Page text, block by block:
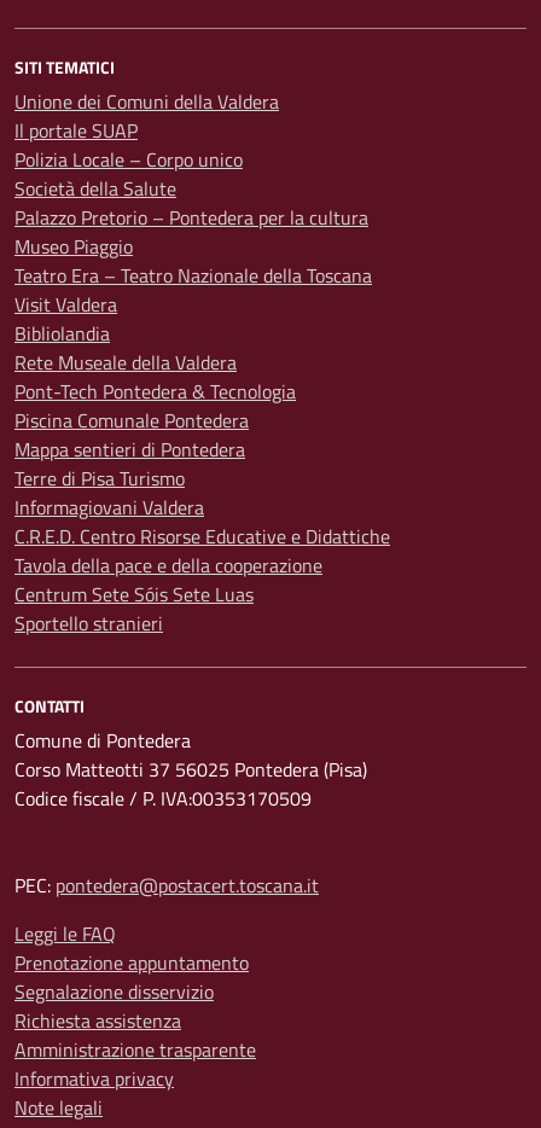
SITI TEMATICI
Unione dei Comuni della Valdera
Il portale SUAP
Polizia Locale – Corpo unico
Società della Salute
Palazzo Pretorio – Pontedera per la cultura
Museo Piaggio
Teatro Era – Teatro Nazionale della Toscana
Visit Valdera
Bibliolandia
Rete Museale della Valdera
Pont-Tech Pontedera & Tecnologia
Piscina Comunale Pontedera
Mappa sentieri di Pontedera
Terre di Pisa Turismo
Informagiovani Valdera
C.R.E.D. Centro Risorse Educative e Didattiche
Tavola della pace e della cooperazione
Centrum Sete Sóis Sete Luas
Sportello stranieri
CONTATTI
Comune di Pontedera
Corso Matteotti 37 56025 Pontedera (Pisa)
Codice fiscale / P. IVA:00353170509
PEC: pontedera@postacert.toscana.it
Leggi le FAQ
Prenotazione appuntamento
Segnalazione disservizio
Richiesta assistenza
Amministrazione trasparente
Informativa privacy
Note legali